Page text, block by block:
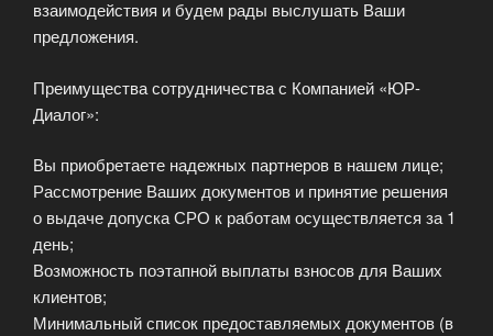
взаимодействия и будем рады выслушать Ваши
предложения.
Преимущества сотрудничества с Компанией «ЮР-
Диалог»:
Вы приобретаете надежных партнеров в нашем лице;
Рассмотрение Ваших документов и принятие решения
о выдаче допуска СРО к работам осуществляется за 1
день;
Возможность поэтапной выплаты взносов для Ваших
клиентов;
Минимальный список предоставляемых документов (в